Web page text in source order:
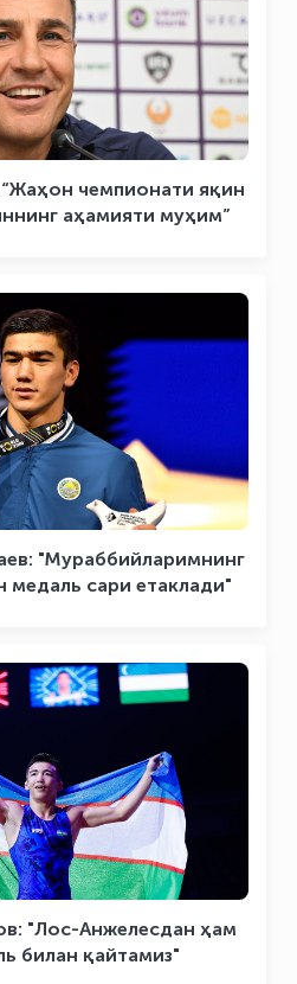
чемпионати яқин
аҳамияти муҳим”
"Мураббийларимнинг
медаль сари етаклади"
"Лос-Анжелесдан ҳам
билан қайтамиз"